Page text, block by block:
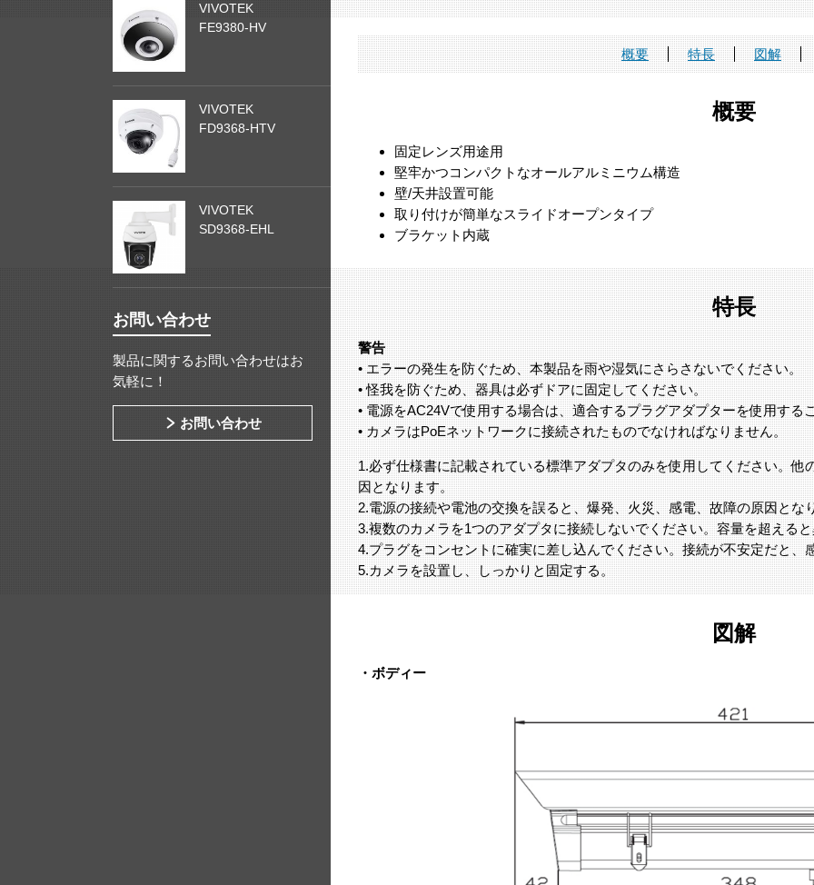
概要 特長 図解
概要
固定レンズ用途用
堅牢かつコンパクトなオールアルミニウム構造
壁/天井設置可能
取り付けが簡単なスライドオープンタイプ
ブラケット内蔵
特長
警告
• エラーの発生を防ぐため、本製品を雨や湿気にさらさないでください。
• 怪我を防ぐため、器具は必ずドアに固定してください。
• 電源をAC24Vで使用する場合は、適合するプラグアダプターを使用する
• カメラはPoEネットワークに接続されたものでなければなりません。
1.必ず仕様書に記載されている標準アダプタのみを使用してください。
因となります。
2.電源の接続や電池の交換を誤ると、爆発、火災、感電、故障の原因とな
3.複数のカメラを1つのアダプタに接続しないでください。容量を超える
4.プラグをコンセントに確実に差し込んでください。接続が不安定だと、
5.カメラを設置し、しっかりと固定する。
図解
・ボディー
VIVOTEK
FE9380-HV
VIVOTEK
FD9368-HTV
VIVOTEK
SD9368-EHL
お問い合わせ
製品に関するお問い合わせはお
気軽に！
お問い合わせ